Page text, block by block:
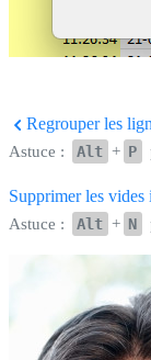
Regrouper les
Astuce : Alt + P
Supprimer les
Astuce : Alt + N